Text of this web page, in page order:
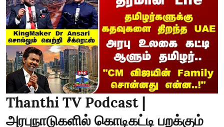
Thanthi TV Podcast |
அரபுநாடுகளில் கொடிகட்டி பறக்கும்